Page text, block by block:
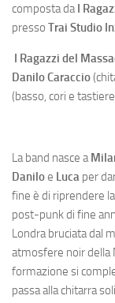
composta daI
presso Trai Studio
I Ragazzi del
Danilo Caraccio
(basso, cori e
La band nasce a
Daniloe Luca per
fine è di riprendere
post-punk di fine
Londra bruciata dal
atmosfere noir della
formazione si
passa alla chitarra